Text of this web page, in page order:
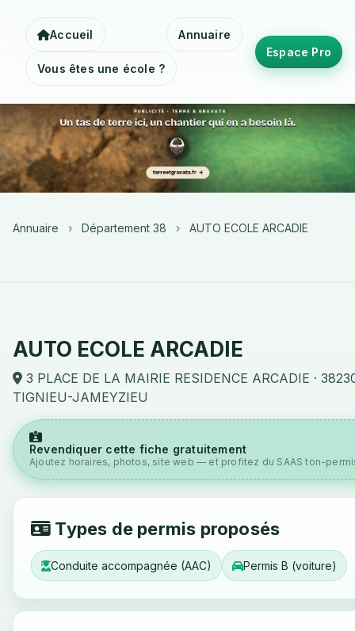
Accueil Annuaire
Vous êtes une école ?
Espace Pro
Annuaire › Département 38 › AUTO ECOLE ARCADIE
AUTO ECOLE ARCADIE
3 PLACE DE LA MAIRIE RESIDENCE ARCADIE ·
TIGNIEU-JAMEYZIEU
Revendiquer cette fiche gratuitement
Ajoutez horaires, photos, site web — et profitez du SAAS ton-
Types de permis proposés
Conduite accompagnée (AAC) Permis B (voiture)